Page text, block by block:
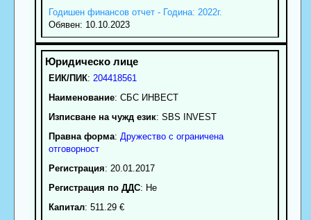
Годишен финансов отчет - Година: 2022г.
Обявен: 10.10.2023
ЕИК/ПИК: 204418561
Наименование: СБС ИНВЕСТ
Изписване на чужд език: SBS INVEST
Правна форма: Дружество с ограничена
отговорност
Регистрация: 20.01.2017
Регистрация по ДДС: Нe
Капитал: 511.29 €